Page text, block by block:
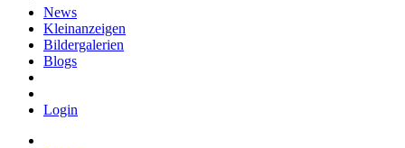
News
Kleinanzeigen
Bildergalerien
Blogs
Login